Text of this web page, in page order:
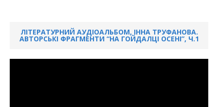
ЛІТЕРАТУРНИЙ АУДІОАЛЬБОМ, ІННА ТРУФАНОВА.
АВТОРСЬКІ ФРАГМЕНТИ “НА ГОЙДАЛЦІ ОСЕНІ”, Ч.1